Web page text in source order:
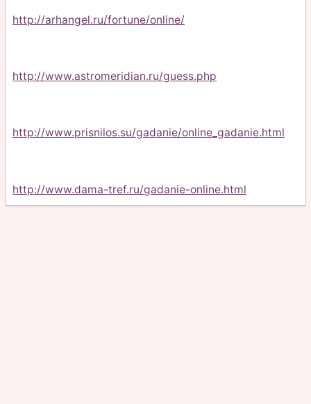
http://arhangel.ru/fortune/online/
http://www.astromeridian.ru/guess.php
http://www.prisnilos.su/gadanie/online_gadanie.html
http://www.dama-tref.ru/gadanie-online.html